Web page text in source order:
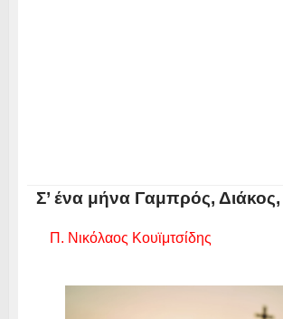
Σ’ ένα μήνα Γαμπρός,
Π. Νικόλαος Κουϊμτσίδης